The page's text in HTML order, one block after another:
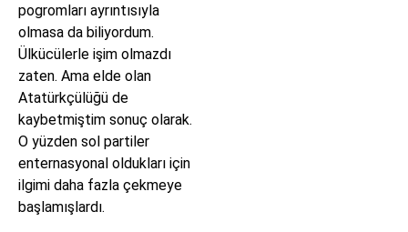
pogromları ayrıntısıyla
olmasa da biliyordum.
Ülkücülerle işim olmazdı
zaten. Ama elde olan
Atatürkçülüğü de
kaybetmiştim sonuç olarak.
O yüzden sol partiler
enternasyonal oldukları için
ilgimi daha fazla çekmeye
başlamışlardı.